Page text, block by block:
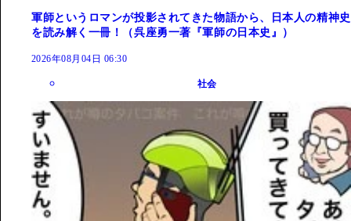
軍師というロマンが投影されてきた物語から、日本人の精神史
を読み解く一冊！（呉座勇一著『軍師の日本史』）
2026年08月04日 06:30
社会